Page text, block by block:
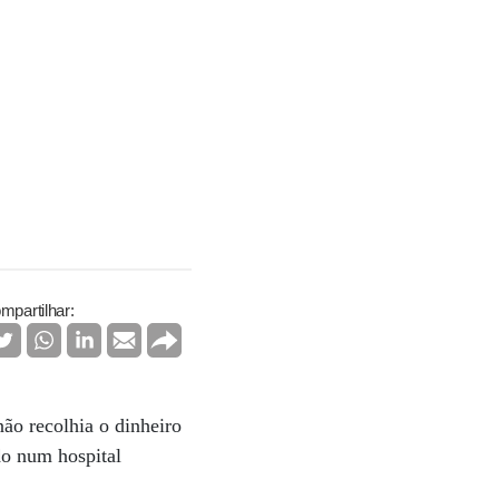
recolhia o dinheiro
num hospital